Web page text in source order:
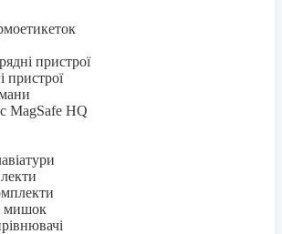
пристрої
пристрої
MagSafe HQ
мишок